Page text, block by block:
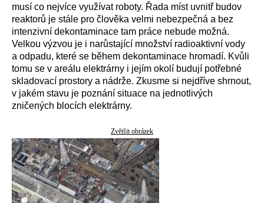
musí co nejvíce využívat roboty. Řada míst uvnitř budov
reaktorů je stále pro člověka velmi nebezpečná a bez
intenzivní dekontaminace tam práce nebude možná.
Velkou výzvou je i narůstající množství radioaktivní vody
a odpadu, které se během dekontaminace hromadí. Kvůli
tomu se v areálu elektrárny i jejím okolí budují potřebné
skladovací prostory a nádrže. Zkusme si nejdříve shrnout,
v jakém stavu je poznání situace na jednotlivých
zničených blocích elektrárny.
Zvětšit obrázek